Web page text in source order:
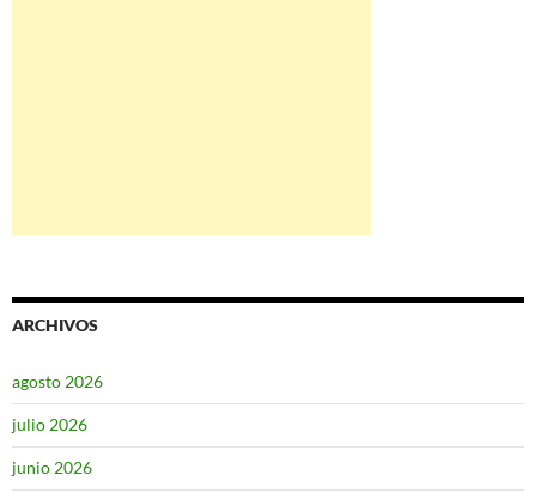
ARCHIVOS
agosto 2026
julio 2026
junio 2026